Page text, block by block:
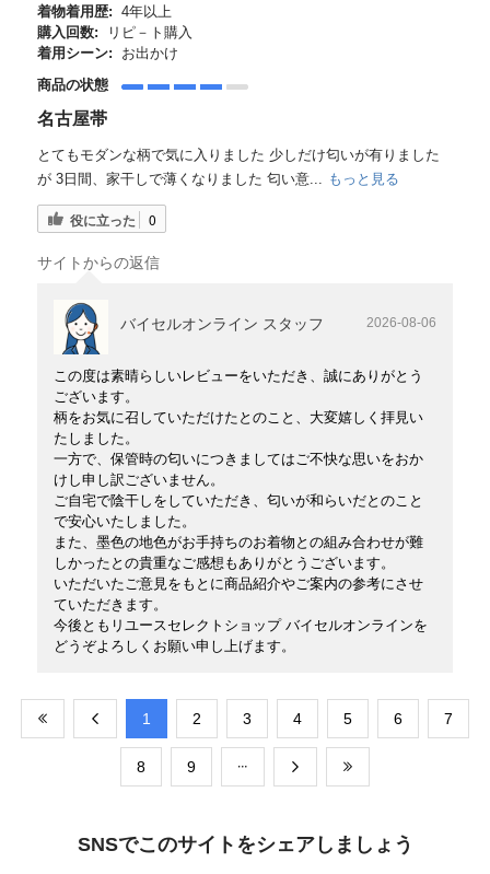
着物着用歴: 4年以上
購入回数:
リピ－ト購入
着用シーン:
お出かけ
商品の状態
名古屋帯
とてもモダンな柄で気に入りました 少しだけ匂いが有りました
が 3日間、家干しで薄くなりました 匂い意...
もっと見る
役に立った 0
サイトからの返信
バイセルオンライン スタッフ 2026-08-06
この度は素晴らしいレビューをいただき、誠にありがとう
ございます。
柄をお気に召していただけたとのこと、大変嬉しく拝見い
たしました。
一方で、保管時の匂いにつきましてはご不快な思いをおか
けし申し訳ございません。
ご自宅で陰干しをしていただき、匂いが和らいだとのこと
で安心いたしました。
また、墨色の地色がお手持ちのお着物との組み合わせが難
しかったとの貴重なご感想もありがとうございます。
いただいたご意見をもとに商品紹介やご案内の参考にさせ
ていただきます。
今後ともリユースセレクトショップ バイセルオンラインを
どうぞよろしくお願い申し上げます。
​1 ​2 ​3 ​4 ​5 ​6 ​7
​8 ​9
SNSでこのサイトをシェアしましょう